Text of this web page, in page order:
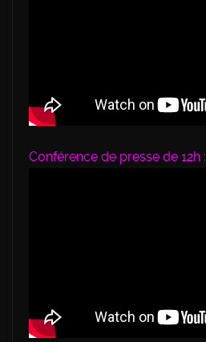
Conférence de presse de 12h :